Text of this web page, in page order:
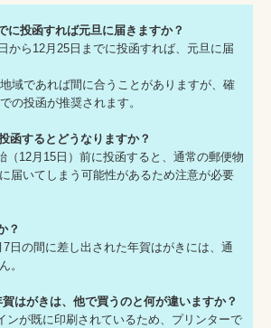
に投函すれば元旦に届きますか？
から12月25日までに投函すれば、元旦に届
域であれば間に合うことがありますが、確
の投函が推奨されます。
函するとどうなりますか？
（12月15日）前に投函すると、通常の郵便物
届いてしまう可能性があるため注意が必要
？
日の間に差し出された年賀はがきには、通
。
はがきは、他で買うのと何が違いますか？
ンが既に印刷されているため、プリンターで